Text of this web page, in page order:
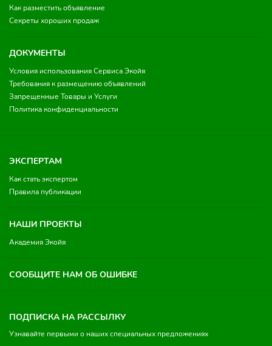
Как разместить объявление
Секреты хороших продаж
ДОКУМЕНТЫ
Условия использования Сервиса Экойя
Требования к размещению объявлений
Запрещенные Товары и Услуги
Политика конфиденциальности
ЭКСПЕРТАМ
Как стать экспертом
Правила публикации
НАШИ ПРОЕКТЫ
Академия Экойя
СООБЩИТЕ НАМ ОБ ОШИБКЕ
ПОДПИСКА НА РАССЫЛКУ
Узнавайте первыми о наших специальных предложениях